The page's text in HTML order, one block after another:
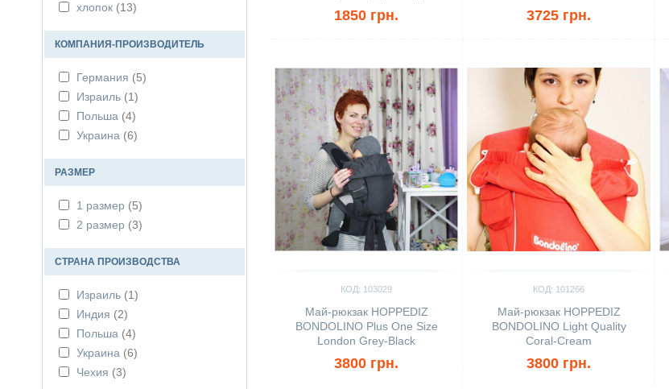
хлопок (13)
КОМПАНИЯ-ПРОИЗВОДИТЕЛЬ
Германия (5)
Израиль (1)
Польша (4)
Украина (6)
РАЗМЕР
1 размер (5)
2 размер (3)
СТРАНА ПРОИЗВОДСТВА
Израиль (1)
Индия (2)
Польша (4)
Украина (6)
Чехия (3)
1850 грн. 3725 грн.
КОД: 103029
Май-рюкзак HOPPEDIZ
BONDOLINO Plus One Size
London Grey-Black
3800 грн.
КОД: 101266
Май-рюкзак HOPPEDIZ
BONDOLINO Light Quality
Coral-Cream
3800 грн.